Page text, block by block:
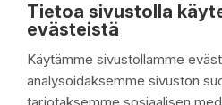
Tietoa sivustolla
evästeistä
Käytämme sivustollamme
analysoidaksemme sivuston